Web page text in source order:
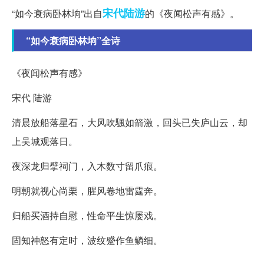
“如今衰病卧林垧”出自宋代陆游的《夜闻松声有感》。
“如今衰病卧林垧”全诗
《夜闻松声有感》
宋代 陆游
清晨放船落星石，大风吹颿如箭激，回头已失庐山云，却
上吴城观落日。
夜深龙归擘祠门，入木数寸留爪痕。
明朝就视心尚栗，腥风卷地雷霆奔。
归船买酒持自慰，性命平生惊屡戏。
固知神怒有定时，波纹蹙作鱼鳞细。